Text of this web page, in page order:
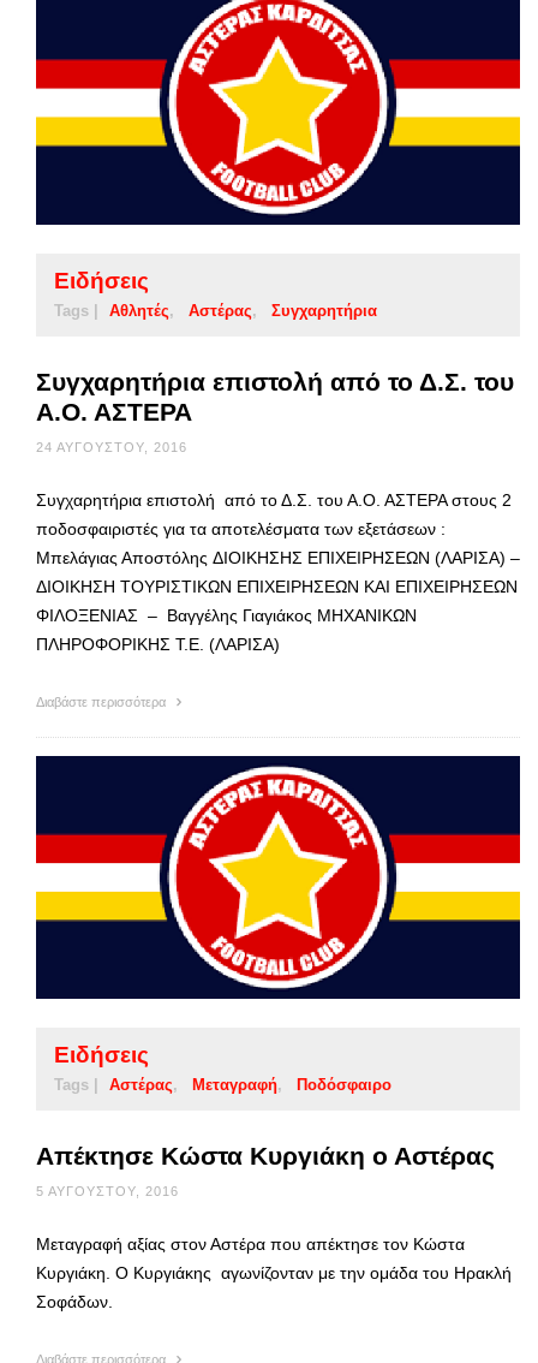
Ειδήσεις
Tags | Αθλητές Αστέρας Συγχαρητήρια
Συγχαρητήρια επιστολή από το Δ.Σ. του
Α.Ο. ΑΣΤΕΡΑ
24 ΑΥΓΟΎΣΤΟΥ, 2016
Συγχαρητήρια επιστολή από το Δ.Σ. του Α.Ο. ΑΣΤΕΡΑ στους 2
ποδοσφαιριστές για τα αποτελέσματα των εξετάσεων :
Μπελάγιας Αποστόλης ΔΙΟΙΚΗΣΗΣ ΕΠΙΧΕΙΡΗΣΕΩΝ (ΛΑΡΙΣΑ) –
ΔΙΟΙΚΗΣΗ ΤΟΥΡΙΣΤΙΚΩΝ ΕΠΙΧΕΙΡΗΣΕΩΝ ΚΑΙ ΕΠΙΧΕΙΡΗΣΕΩΝ
ΦΙΛΟΞΕΝΙΑΣ – Βαγγέλης Γιαγιάκος ΜΗΧΑΝΙΚΩΝ
ΠΛΗΡΟΦΟΡΙΚΗΣ Τ.Ε. (ΛΑΡΙΣΑ)
Διαβάστε περισσότερα
Ειδήσεις
Tags | Αστέρας Μεταγραφή Ποδόσφαιρο
Απέκτησε Κώστα Κυργιάκη ο Αστέρας
5 ΑΥΓΟΎΣΤΟΥ, 2016
Μεταγραφή αξίας στον Αστέρα που απέκτησε τον Κώστα
Κυργιάκη. Ο Κυργιάκης αγωνίζονταν με την ομάδα του Ηρακλή
Σοφάδων.
Διαβάστε περισσότερα